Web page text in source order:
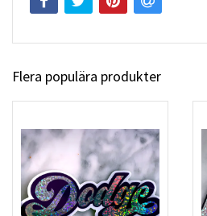
Flera populära produkter